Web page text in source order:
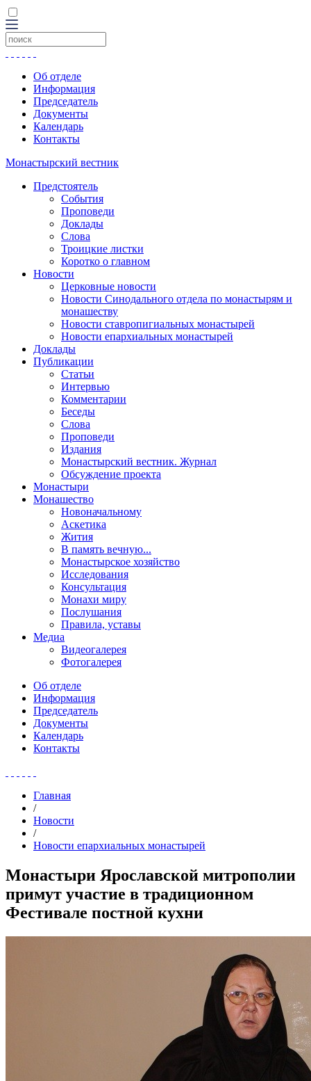
Об отделе
Информация
Председатель
Документы
Календарь
Контакты
Монастырский вестник
Предстоятель
События
Проповеди
Доклады
Слова
Троицкие листки
Коротко о главном
Новости
Церковные новости
Новости Синодального отдела по монастырям и
монашеству
Новости ставропигиальных монастырей
Новости епархиальных монастырей
Доклады
Публикации
Статьи
Интервью
Комментарии
Беседы
Слова
Проповеди
Издания
Монастырский вестник. Журнал
Обсуждение проекта
Монастыри
Монашество
Новоначальному
Аскетика
Жития
В память вечную...
Монастырское хозяйство
Исследования
Консультация
Монахи миру
Послушания
Правила, уставы
Медиа
Видеогалерея
Фотогалерея
Об отделе
Информация
Председатель
Документы
Календарь
Контакты
Главная
/
Новости
/
Новости епархиальных монастырей
Монастыри Ярославской митрополии
примут участие в традиционном
Фестивале постной кухни